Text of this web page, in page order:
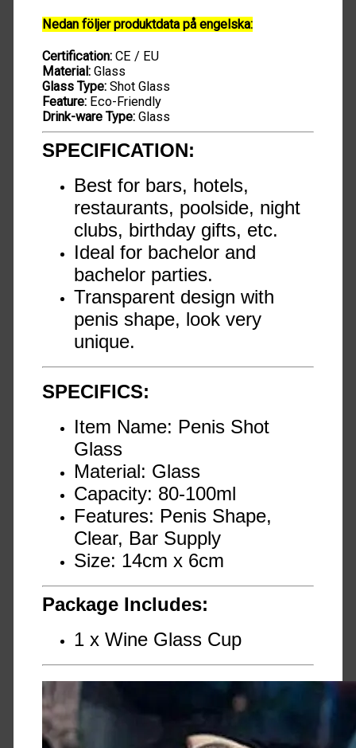
Nedan följer produktdata på engelska:
Certification: CE / EU
Material: Glass
Glass Type: Shot Glass
Feature: Eco-Friendly
Drink-ware Type: Glass
SPECIFICATION:
Best for bars, hotels,
restaurants, poolside, night
clubs, birthday gifts, etc.
Ideal for bachelor and
bachelor parties.
Transparent design with
penis shape, look very
unique.
SPECIFICS:
Item Name: Penis Shot
Glass
Material: Glass
Capacity: 80-100ml
Features: Penis Shape,
Clear, Bar Supply
Size: 14cm x 6cm
Package Includes:
1 x Wine Glass Cup